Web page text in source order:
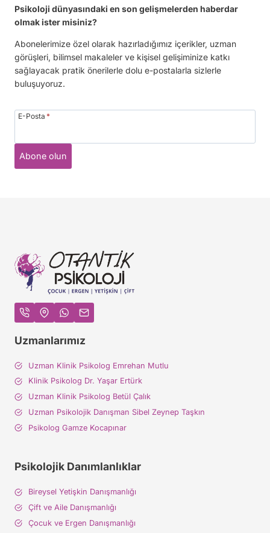
Psikoloji dünyasındaki en son gelişmelerden haberdar
olmak ister misiniz?
Abonelerimize özel olarak hazırladığımız içerikler, uzman
görüşleri, bilimsel makaleler ve kişisel gelişiminize katkı
sağlayacak pratik önerilerle dolu e-postalarla sizlerle
buluşuyoruz.
E-Posta *
Abone olun
Uzmanlarımız
Uzman Klinik Psikolog Emrehan Mutlu
Klinik Psikolog Dr. Yaşar Ertürk
Uzman Klinik Psikolog Betül Çalık
Uzman Psikolojik Danışman Sibel Zeynep Taşkın
Psikolog Gamze Kocapınar
Psikolojik Danımlanlıklar
Bireysel Yetişkin Danışmanlığı
Çift ve Aile Danışmanlığı
Çocuk ve Ergen Danışmanlığı